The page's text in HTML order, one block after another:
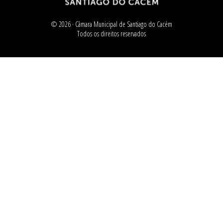
© 2026 · Câmara Municipal de Santiago do Cacém
Todos os direitos reservados